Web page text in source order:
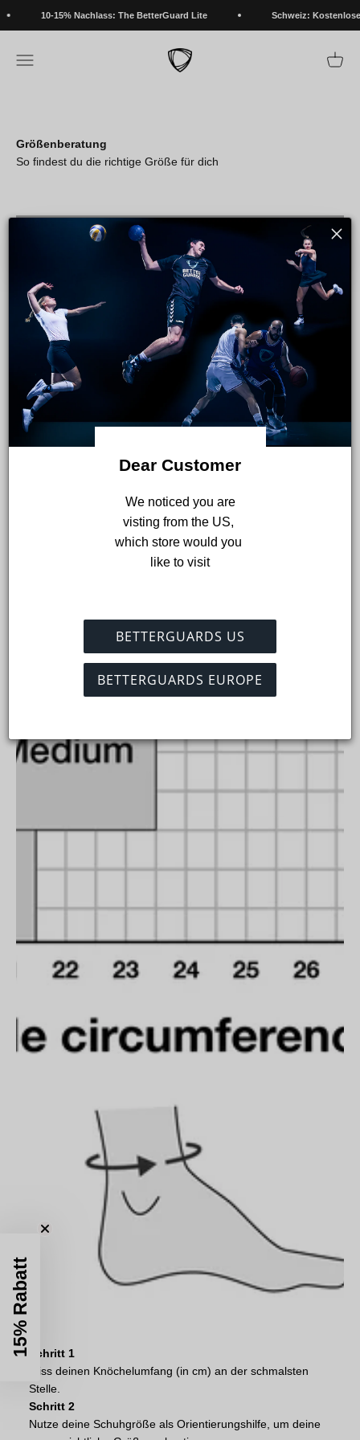
10-15% Nachlass: The BetterGuard Lite Schweiz:
Navigationsmenü öffnen
BETTERGUARDS
Größenberatung
So findest du die richtige Größe für dich
Schritt 1
Miss deinen Knöchelumfang (in cm) an der schmalsten
Stelle.
Schritt 2
Nutze deine Schuhgröße als Orientierungshilfe, um deine
Dear Customer
visting from the US,
which store would you
like to visit
BETTERGUARDS US
BETTERGUARDS EUROPE
15% Rabatt